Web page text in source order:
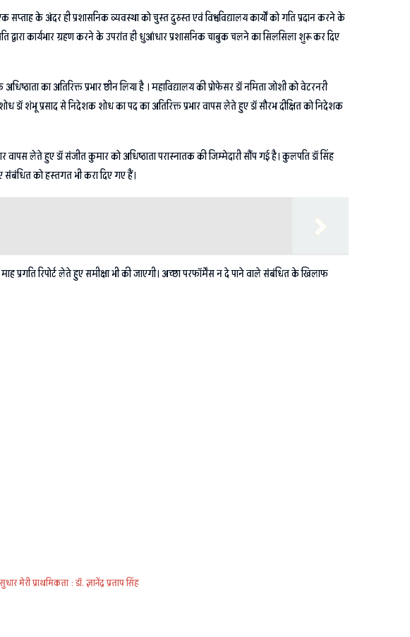
सप्ताह के अंदर ही प्रशासनिक व्यवस्था को चुस्त दुरुस्त एवं विश्वविद्यालय कार्यों को गति प्रदान करने के
द्वारा कार्यभार ग्रहण करने के उपरांत ही धुआंधार प्रशासनिक चाबुक चलने का सिलसिला शुरू कर दिए
का अतिरिक्त प्रभार छीन लिया है । महाविद्यालय की प्रोफेसर डॉ नमिता जोशी को वेटरनरी
डॉ शंभू प्रसाद से निदेशक शोध का पद का अतिरिक्त प्रभार वापस लेते हुए डॉ सौरभ दीक्षित को निदेशक
वापस लेते हुए डॉ संजीत कुमार को अधिष्ठाता परास्नातक की जिम्मेदारी सौंप गई है। कुलपति डॉ सिंह
को हस्तगत भी करा दिए गए हैं।
प्रगति रिपोर्ट लेते हुए समीक्षा भी की जाएगी। अच्छा परफॉर्मेंस न दे पाने वाले संबंधित के खिलाफ
प्राथमिकता : डॉ. ज्ञानेंद्र प्रताप सिंह